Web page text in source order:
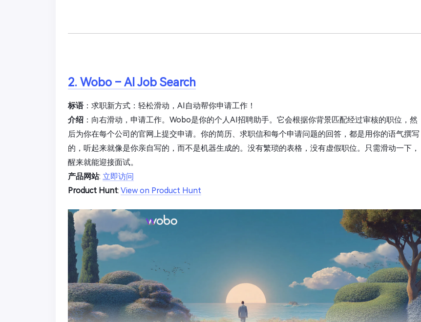
2. Wobo – AI Job Search
标语：求职新方式：轻松滑动，AI自动帮你申请工作！
介绍 ：向右滑动，申请工作。Wobo是你的个人AI招聘助手。它会根据你背景匹配经过审核的职位，然
后为你在每个公司的官网上提交申请。你的简历、求职信和每个申请问题的回答，都是用你的语气撰写
的，听起来就像是你亲自写的，而不是机器生成的。没有繁琐的表格，没有虚假职位。只需滑动一下，
醒来就能迎接面试。
产品网站: 立即访问
Product Hunt: View on Product Hunt